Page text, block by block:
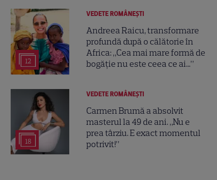
12
VEDETE ROMÂNEŞTI
Andreea Raicu, transformare
profundă după o călătorie în
Africa: „Cea mai mare formă de
bogăție nu este ceea ce ai...”
18
VEDETE ROMÂNEŞTI
Carmen Brumă a absolvit
masterul la 49 de ani. „Nu e
prea târziu. E exact momentul
potrivit!”